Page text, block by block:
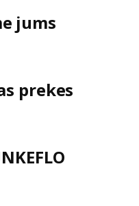
jums
prekes